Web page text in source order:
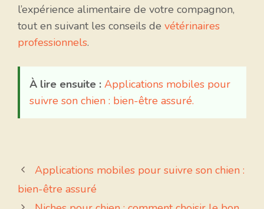
l’expérience alimentaire de votre compagnon,
tout en suivant les conseils de vétérinaires
professionnels.
À lire ensuite : Applications mobiles pour
suivre son chien : bien-être assuré.
Applications mobiles pour suivre son chien :
bien-être assuré